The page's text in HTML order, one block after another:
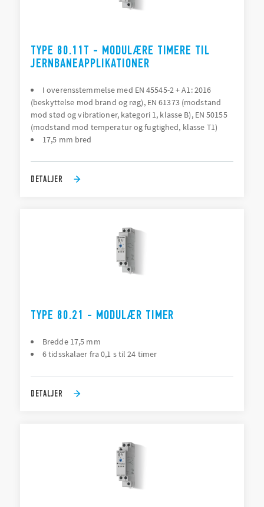
TYPE 80.11T - MODULÆRE TIMERE TIL
JERNBANEAPPLIKATIONER
I overensstemmelse med EN 45545-2 + A1: 2016
(beskyttelse mod brand og røg), EN 61373 (modstand
mod stød og vibrationer, kategori 1, klasse B), EN 50155
(modstand mod temperatur og fugtighed, klasse T1)
17,5 mm bred
DETALJER
TYPE 80.21 - MODULÆR TIMER
Bredde 17,5 mm
6 tidsskalaer fra 0,1 s til 24 timer
DETALJER